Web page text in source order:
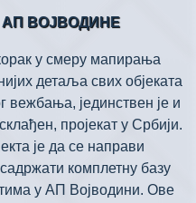
ВОЈВОДИНЕ
у смеру мапирања
детаља свих објеката
вежбања, јединствен је и
пројекат у Србији.
је да се направи
комплетну базу
у АП Војводини. Ове